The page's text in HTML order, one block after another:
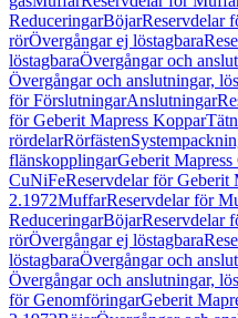
ReduceringarBöjarReservdelar
rörÖvergångar ej löstagbara
löstagbaraÖvergångar och
Övergångar och anslutningar,
för FörslutningarAnslutningar
för Geberit Mapress Koppar
rördelarRörfästen
flänskopplingarGeberit
CuNiFeReservdelar för Geberit
2.1972MuffarReservdelar för
ReduceringarBöjarReservdelar
rörÖvergångar ej löstagbara
löstagbaraÖvergångar och
Övergångar och anslutningar,
för GenomföringarGeberit